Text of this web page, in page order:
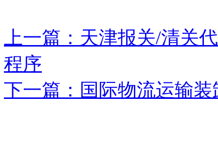
上一篇：天津报关/清关
程序
下一篇：国际物流运输